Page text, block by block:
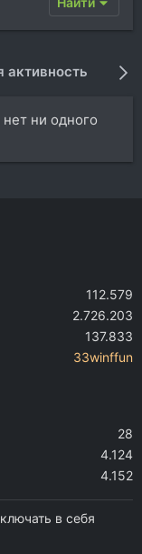
активность
ни одного
112.579
2.726.203
137.833
33winffun
28
4.124
4.152
в себя